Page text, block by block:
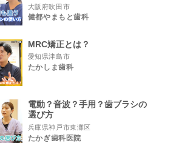
大阪府吹田市
健都やまもと歯科
MRC矯正とは？
愛知県津島市
たかしま歯科
電動？音波？手用？歯ブラシの
選び方
兵庫県神戸市東灘区
たかぎ歯科医院